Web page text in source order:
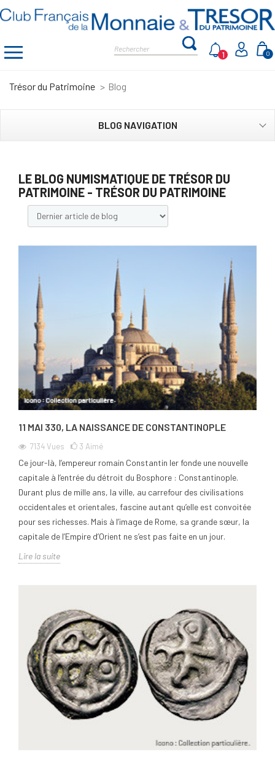
0
1
Trésor du Patrimoine Blog
BLOG NAVIGATION
LE BLOG NUMISMATIQUE DE TRÉSOR DU
PATRIMOINE - TRÉSOR DU PATRIMOINE
11 MAI 330, LA NAISSANCE DE CONSTANTINOPLE
7134Vues 3 Aimé
Ce jour-là, l’empereur romain Constantin Ier fonde une nouvelle
capitale à l’entrée du détroit du Bosphore : Constantinople.
Durant plus de mille ans, la ville, au carrefour des civilisations
occidentales et orientales, fascine autant qu’elle est convoitée
pour ses richesses. Mais à l’image de Rome, sa grande sœur, la
capitale de l’Empire d’Orient ne s’est pas faite en un jour.
Lire la suite